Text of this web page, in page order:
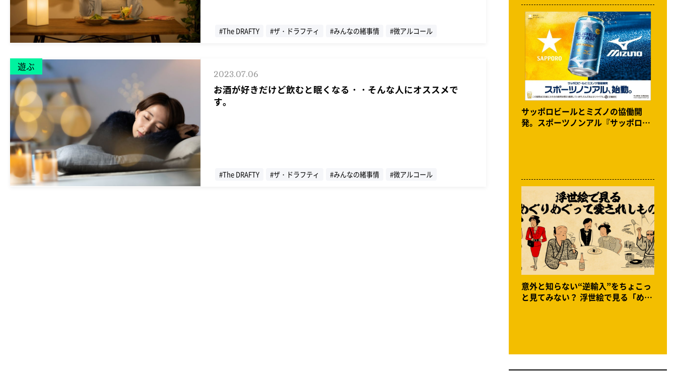
#The DRAFTY #ザ・ドラフティ #みんなの緒事情 #微アルコール
遊ぶ
2023.07.06
お酒が好きだけど飲むと眠くなる・・そんな人にオススメで
す。
#The DRAFTY #ザ・ドラフティ #みんなの緒事情 #微アルコール
サッポロビールとミズノの協働開
発。スポーツノンアル『サッポロ
意外と知らない“逆輸入”をちょこっ
と見てみない？ 浮世絵で見る「めぐ